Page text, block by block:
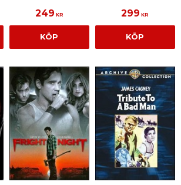
249 KR
KÖP
299 KR
KÖP